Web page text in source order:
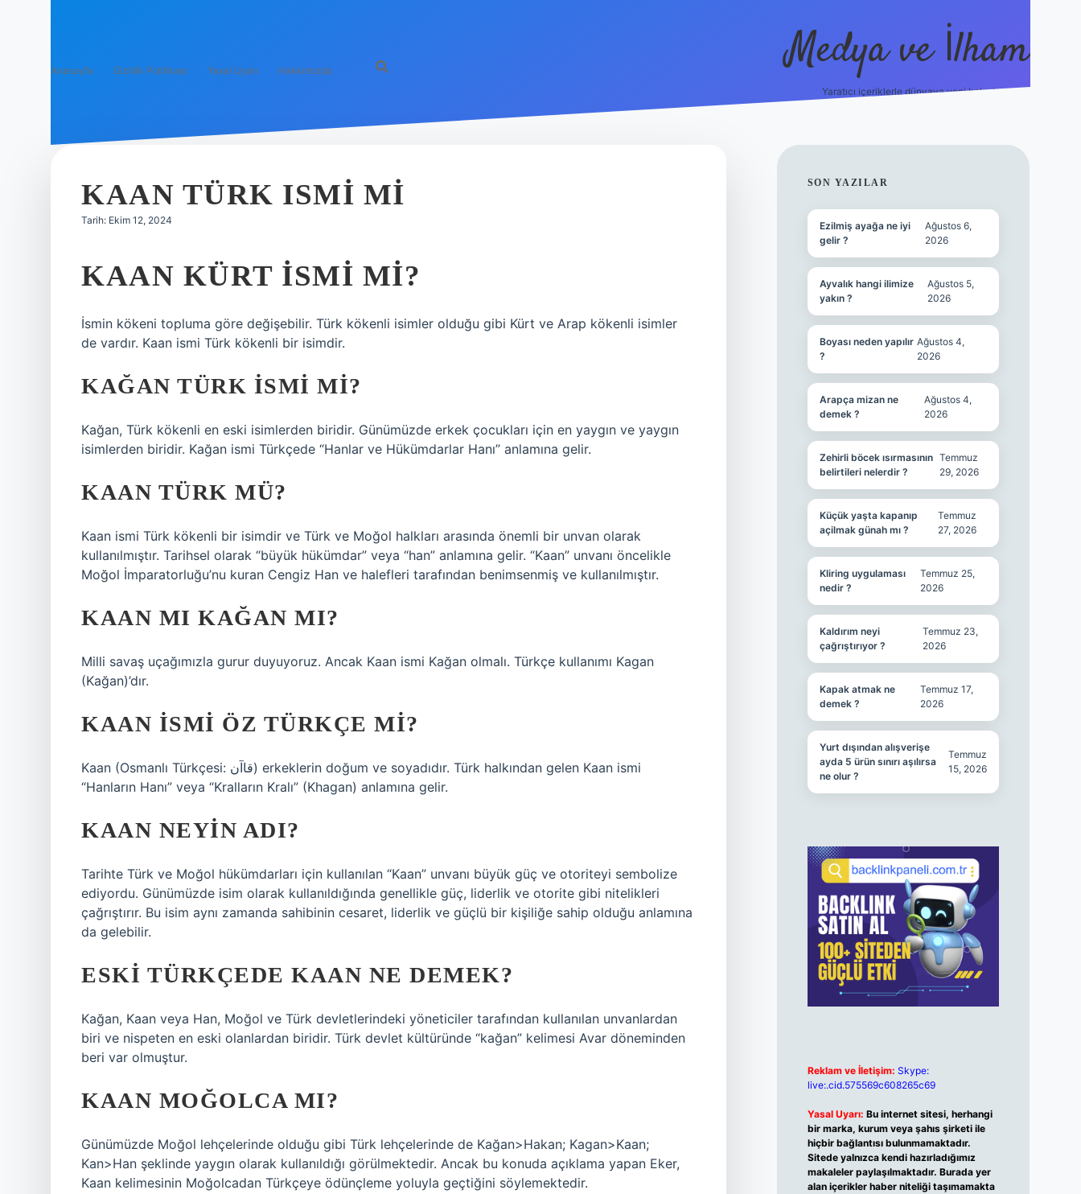
Anasayfa Gizlilik Politikası Yasal Uyarı Hakkımızda Medya ve İlham
Yaratıcı içeriklerle dünyaya yeni bakış!
KAAN TÜRK ISMI MI
Tarih: Ekim 12, 2024
KAAN KÜRT ISMI MI?
İsmin kökeni topluma göre değişebilir. Türk kökenli isimler olduğu gibi Kürt ve Arap kökenli isimler
de vardır. Kaan ismi Türk kökenli bir isimdir.
KAĞAN TÜRK ISMI MI?
Kağan, Türk kökenli en eski isimlerden biridir. Günümüzde erkek çocukları için en yaygın ve yaygın
isimlerden biridir. Kağan ismi Türkçede “Hanlar ve Hükümdarlar Hanı” anlamına gelir.
KAAN TÜRK MÜ?
Kaan ismi Türk kökenli bir isimdir ve Türk ve Moğol halkları arasında önemli bir unvan olarak
kullanılmıştır. Tarihsel olarak “büyük hükümdar” veya “han” anlamına gelir. “Kaan” unvanı öncelikle
Moğol İmparatorluğu’nu kuran Cengiz Han ve halefleri tarafından benimsenmiş ve kullanılmıştır.
KAAN MI KAĞAN MI?
Milli savaş uçağımızla gurur duyuyoruz. Ancak Kaan ismi Kağan olmalı. Türkçe kullanımı Kagan
(Kağan)’dır.
KAAN ISMI ÖZ TÜRKÇE MI?
Kaan (Osmanlı Türkçesi: قاآن) erkeklerin doğum ve soyadıdır. Türk halkından gelen Kaan ismi
“Hanların Hanı” veya “Kralların Kralı” (Khagan) anlamına gelir.
KAAN NEYIN ADI?
Tarihte Türk ve Moğol hükümdarları için kullanılan “Kaan” unvanı büyük güç ve otoriteyi sembolize
ediyordu. Günümüzde isim olarak kullanıldığında genellikle güç, liderlik ve otorite gibi nitelikleri
çağrıştırır. Bu isim aynı zamanda sahibinin cesaret, liderlik ve güçlü bir kişiliğe sahip olduğu anlamına
da gelebilir.
ESKI TÜRKÇEDE KAAN NE DEMEK?
Kağan, Kaan veya Han, Moğol ve Türk devletlerindeki yöneticiler tarafından kullanılan unvanlardan
biri ve nispeten en eski olanlardan biridir. Türk devlet kültüründe “kağan” kelimesi Avar döneminden
beri var olmuştur.
KAAN MOĞOLCA MI?
Günümüzde Moğol lehçelerinde olduğu gibi Türk lehçelerinde de Kağan>Hakan; Kagan>Kaan;
Kan>Han şeklinde yaygın olarak kullanıldığı görülmektedir. Ancak bu konuda açıklama yapan Eker,
Kaan kelimesinin Moğolcadan Türkçeye ödünçleme yoluyla geçtiğini söylemektedir.
SIDEBAR
SON YAZILAR
Ezilmiş ayağa ne iyi
gelir ?
Ağustos 6,
2026
Ayvalık hangi ilimize
yakın ?
Ağustos 5,
2026
Boyası neden yapılır
?
Ağustos 4,
2026
Arapça mizan ne
demek ?
Ağustos 4,
2026
Zehirli böcek ısırmasının
belirtileri nelerdir ?
Temmuz
29, 2026
Küçük yaşta kapanıp
açilmak günah mı ?
Temmuz
27, 2026
Kliring uygulaması
nedir ?
Temmuz 25,
2026
Kaldırım neyi
çağrıştırıyor ?
Temmuz 23,
2026
Kapak atmak ne
demek ?
Temmuz 17,
2026
Yurt dışından alışverişe
ayda 5 ürün sınırı aşılırsa
ne olur ?
Temmuz
15, 2026
Reklam ve İletişim: Skype:
live:.cid.575569c608265c69
Yasal Uyarı: Bu internet sitesi, herhangi
bir marka, kurum veya şahıs şirketi ile
hiçbir bağlantısı bulunmamaktadır.
Sitede yalnızca kendi hazırladığımız
makaleler paylaşılmaktadır. Burada yer
alan içerikler haber niteliği taşımamakta
https://ilbet.online/ grandoperabet giriş